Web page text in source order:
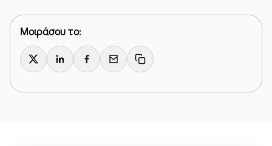
Μοιράσου το:
X LinkedInFacebook
Email Copy link